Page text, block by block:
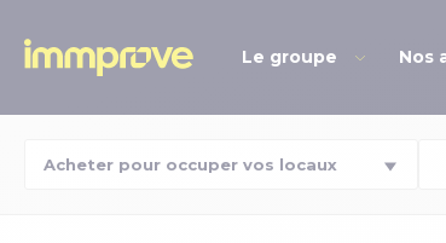
Le groupe Nos